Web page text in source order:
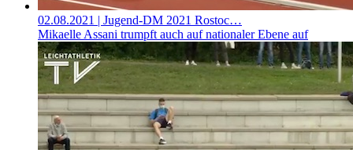
02.08.2021 | Jugend-DM 2021 Rostoc…
Mikaelle Assani trumpft auch auf nationaler Ebene auf